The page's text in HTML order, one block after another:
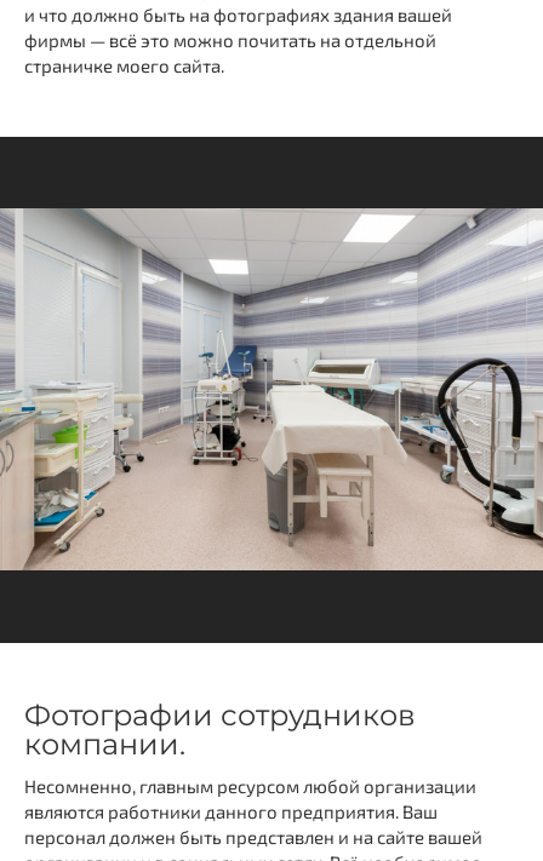
и что должно быть на фотографиях здания вашей
фирмы — всё это можно почитать на отдельной
страничке моего сайта.
Фотографии сотрудников
компании.
Несомненно, главным ресурсом любой организации
являются работники данного предприятия. Ваш
персонал должен быть представлен и на сайте вашей